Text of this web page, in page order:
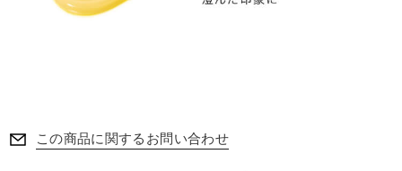
この商品に関するお問い合わせ